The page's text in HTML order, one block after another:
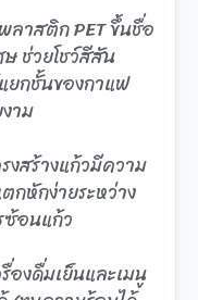
ลาสติก PET ขึ้นชื่อ
ษ ช่วยโชว์สีสัน
ยกชั้นของกาแฟ
าม
งสร้างแก้วมีความ
กหักง่ายระหว่าง
ซ้อนแก้ว
งดื่มเย็นและเมนู